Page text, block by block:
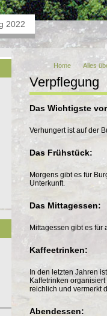
2022
Home Alles
Verpflegung
Das Wichtigste
Verhungert ist auf der
Das Frühstück:
Morgens gibt es für
Unterkunft.
Das Mittagessen:
Mittagessen gibt es für
Kaffeetrinken:
In den letzten Jahren
Kaffetrinken
reichlich und vermerkt
Abendessen: